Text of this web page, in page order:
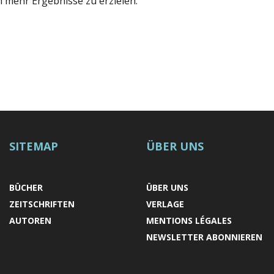
SITEMAP
BÜCHER
ZEITSCHRIFTEN
AUTOREN
ÜBER UNS
ÜBER UNS
VERLAGE
MENTIONS LÉGALES
NEWSLETTER ABONNIEREN